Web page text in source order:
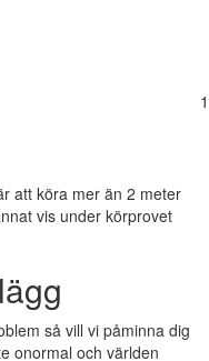
1
att köra mer än 2 meter
vis under körprovet
så vill vi påminna dig
onormal och världen